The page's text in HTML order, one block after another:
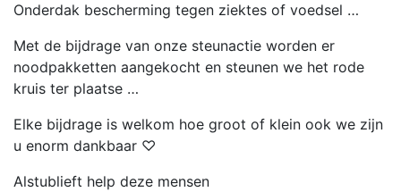
Onderdak bescherming tegen ziektes of voedsel …
Met de bijdrage van onze steunactie worden er
noodpakketten aangekocht en steunen we het rode
kruis ter plaatse …
Elke bijdrage is welkom hoe groot of klein ook we zijn
u enorm dankbaar ♡
Alstublieft help deze mensen